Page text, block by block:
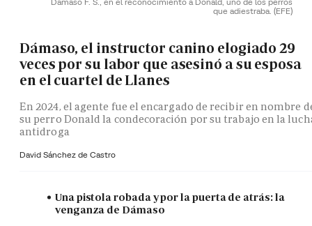
que adiestraba. (EFE)
Dámaso, el instructor canino elogiado 29
veces por su labor que asesinó a su esposa
en el cuartel de Llanes
En 2024, el agente fue el encargado de recibir en nombre
su perro Donald la condecoración por su trabajo en la
antidroga
David Sánchez de Castro
Una pistola robada y por la puerta de atrás: la
venganza de Dámaso